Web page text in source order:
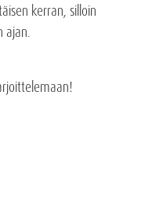
kerran, silloin
ajan.